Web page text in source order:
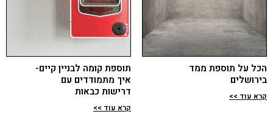
הכל על תוספת ממד
בירושלים
קרא עוד >>
תוספת קומה לבניין קיים-
איך מתמודדים עם
דרישות כבאות
קרא עוד >>